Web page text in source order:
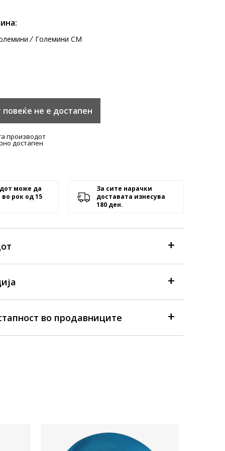
Големини CM
не е достапен
производот
достапен
може да
во рок од 15
За сите нарачки
доставата изнесува
180 ден.
во продавниците